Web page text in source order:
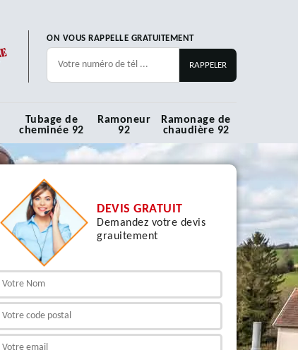
ON VOUS RAPPELLE GRATUITEMENT
Tubage de
cheminée 92
Ramoneur
92
Ramonage de
chaudière 92
DEVIS GRATUIT
Demandez votre devis
grauitement